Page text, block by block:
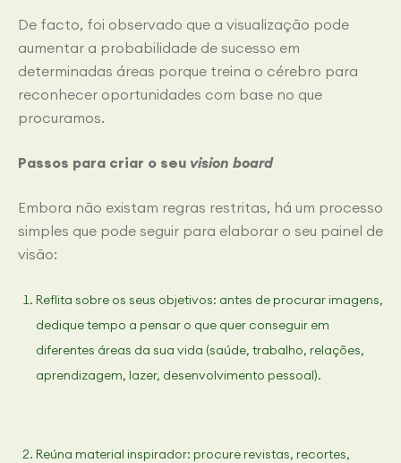
De facto, foi observado que a visualização pode
aumentar a probabilidade de sucesso em
determinadas áreas porque treina o cérebro para
reconhecer oportunidades com base no que
procuramos.
Passos para criar o seu vision board
Embora não existam regras restritas, há um processo
simples que pode seguir para elaborar o seu painel de
visão:
Reflita sobre os seus objetivos: antes de procurar imagens,
dedique tempo a pensar o que quer conseguir em
diferentes áreas da sua vida (saúde, trabalho, relações,
aprendizagem, lazer, desenvolvimento pessoal).
Reúna material inspirador: procure revistas, recortes,